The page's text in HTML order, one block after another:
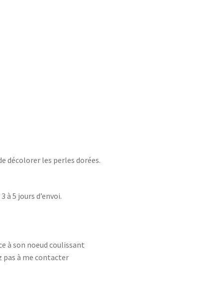
décolorer les perles dorées.
5 jours d’envoi.
à son noeud coulissant
pas à me contacter